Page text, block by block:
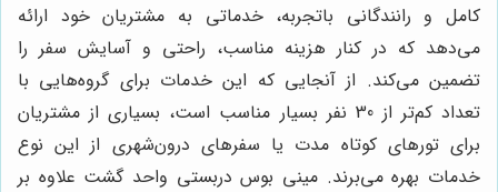
کامل و رانندگانی باتجربه، خدماتی به مشتریان خود ارائه
می‌دهد که در کنار هزینه مناسب، راحتی و آسایش سفر را
تضمین می‌کند. از آنجایی که این خدمات برای گروه‌هایی با
تعداد کم‌تر از 30 نفر بسیار مناسب است، بسیاری از مشتریان
برای تورهای کوتاه مدت یا سفرهای درون‌شهری از این نوع
خدمات بهره می‌برند. مینی بوس دربستی واحد گشت علاوه بر